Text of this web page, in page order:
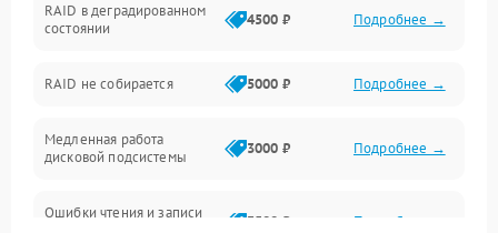
Контроллеры и интерфейсы
Виртуализация и сервисы
RAID в деградированном
состоянии
4500 ₽ Подробнее →
RAID не собирается 5000 ₽ Подробнее →
Медленная работа
дисковой подсистемы
3000 ₽ Подробнее →
Ошибки чтения и записи
3500 ₽ Подробнее →